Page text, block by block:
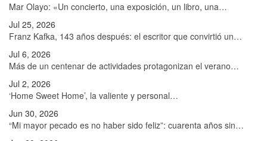
Mar Olayo: «Un concierto, una exposición, un libro, una…
Jul 25, 2026
Franz Kafka, 143 años después: el escritor que convirtió un…
Jul 6, 2026
Más de un centenar de actividades protagonizan el verano…
Jul 2, 2026
‘Home Sweet Home’, la valiente y personal…
Jun 30, 2026
“Mi mayor pecado es no haber sido feliz”: cuarenta años sin…